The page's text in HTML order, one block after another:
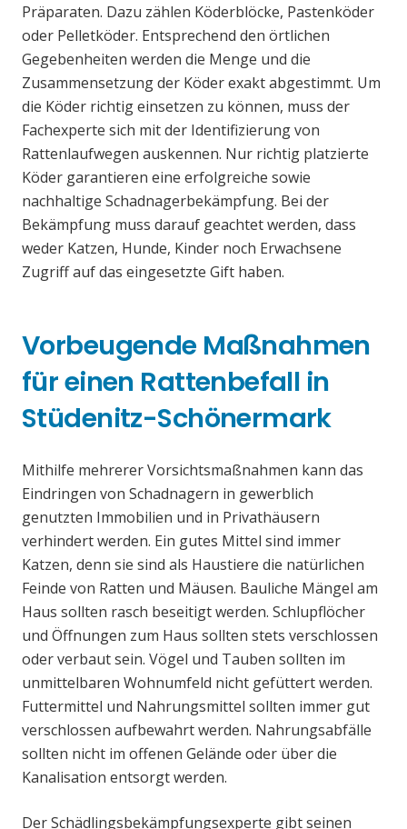
Präparaten. Dazu zählen Köderblöcke, Pastenköder
oder Pelletköder. Entsprechend den örtlichen
Gegebenheiten werden die Menge und die
Zusammensetzung der Köder exakt abgestimmt. Um
die Köder richtig einsetzen zu können, muss der
Fachexperte sich mit der Identifizierung von
Rattenlaufwegen auskennen. Nur richtig platzierte
Köder garantieren eine erfolgreiche sowie
nachhaltige Schadnagerbekämpfung. Bei der
Bekämpfung muss darauf geachtet werden, dass
weder Katzen, Hunde, Kinder noch Erwachsene
Zugriff auf das eingesetzte Gift haben.
Vorbeugende Maßnahmen
für einen Rattenbefall in
Stüdenitz-Schönermark
Mithilfe mehrerer Vorsichtsmaßnahmen kann das
Eindringen von Schadnagern in gewerblich
genutzten Immobilien und in Privathäusern
verhindert werden. Ein gutes Mittel sind immer
Katzen, denn sie sind als Haustiere die natürlichen
Feinde von Ratten und Mäusen. Bauliche Mängel am
Haus sollten rasch beseitigt werden. Schlupflöcher
und Öffnungen zum Haus sollten stets verschlossen
oder verbaut sein. Vögel und Tauben sollten im
unmittelbaren Wohnumfeld nicht gefüttert werden.
Futtermittel und Nahrungsmittel sollten immer gut
verschlossen aufbewahrt werden. Nahrungsabfälle
sollten nicht im offenen Gelände oder über die
Kanalisation entsorgt werden.
Der Schädlingsbekämpfungsexperte gibt seinen